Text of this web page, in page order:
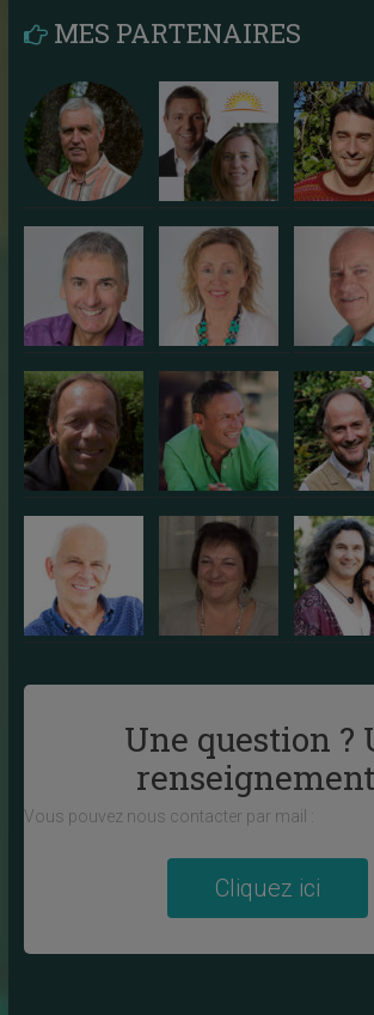
MES PARTENAIRES
Une question ?
Vous pouvez nous contacter par mail :
Cliquez ici